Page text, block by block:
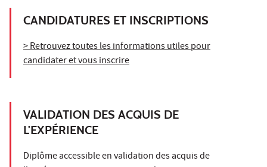
CANDIDATURES ET INSCRIPTIONS
> Retrouvez toutes les informations utiles pour
candidater et vous inscrire
VALIDATION DES ACQUIS DE
L'EXPÉRIENCE
Diplôme accessible en validation des acquis de